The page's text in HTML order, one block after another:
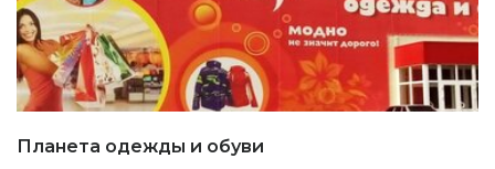
Планета одежды и обуви